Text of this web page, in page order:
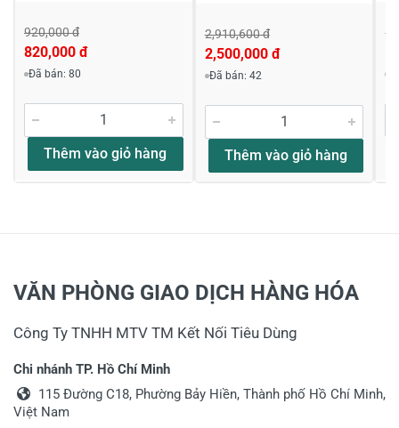
920,000 đ
820,000 đ
Đã bán: 80
Thêm vào giỏ hàng
2,910,600 đ
2,500,000 đ
Đã bán: 42
Thêm vào giỏ hàng
VĂN PHÒNG GIAO DỊCH HÀNG HÓA
Công Ty TNHH MTV TM Kết Nối Tiêu Dùng
Chi nhánh TP. Hồ Chí Minh
115 Đường C18, Phường Bảy Hiền, Thành phố Hồ Chí Minh,
Việt Nam